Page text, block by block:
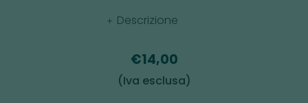
Descrizione
€14,00
(Iva esclusa)